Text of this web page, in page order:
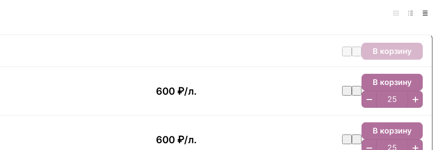
В корзину
600 ₽/л.
В корзину
600 ₽/л.
В корзину